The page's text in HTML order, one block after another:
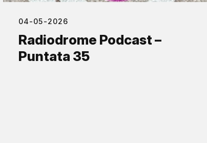
04-05-2026
Radiodrome Podcast –
Puntata 35